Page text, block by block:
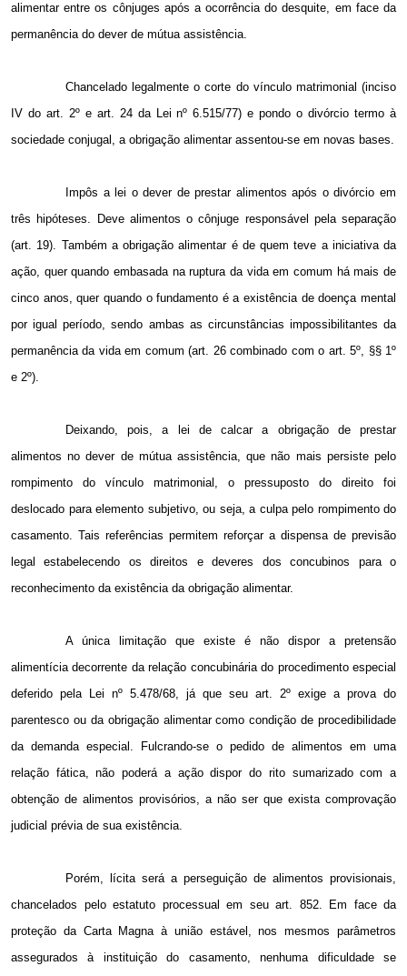
alimentar entre os cônjuges após a ocorrência do desquite, em face da
permanência do dever de mútua assistência.
Chancelado legalmente o corte do vínculo matrimonial (inciso
IV do art. 2º e art. 24 da Lei nº 6.515/77) e pondo o divórcio termo à
sociedade conjugal, a obrigação alimentar assentou-se em novas bases.
Impôs a lei o dever de prestar alimentos após o divórcio em
três hipóteses. Deve alimentos o cônjuge responsável pela separação
(art. 19). Também a obrigação alimentar é de quem teve a iniciativa da
ação, quer quando embasada na ruptura da vida em comum há mais de
cinco anos, quer quando o fundamento é a existência de doença mental
por igual período, sendo ambas as circunstâncias impossibilitantes da
permanência da vida em comum (art. 26 combinado com o art. 5º, §§ 1º
e 2º).
Deixando, pois, a lei de calcar a obrigação de prestar
alimentos no dever de mútua assistência, que não mais persiste pelo
rompimento do vínculo matrimonial, o pressuposto do direito foi
deslocado para elemento subjetivo, ou seja, a culpa pelo rompimento do
casamento. Tais referências permitem reforçar a dispensa de previsão
legal estabelecendo os direitos e deveres dos concubinos para o
reconhecimento da existência da obrigação alimentar.
A única limitação que existe é não dispor a pretensão
alimentícia decorrente da relação concubinária do procedimento especial
deferido pela Lei nº 5.478/68, já que seu art. 2º exige a prova do
parentesco ou da obrigação alimentar como condição de procedibilidade
da demanda especial. Fulcrando-se o pedido de alimentos em uma
relação fática, não poderá a ação dispor do rito sumarizado com a
obtenção de alimentos provisórios, a não ser que exista comprovação
judicial prévia de sua existência.
Porém, lícita será a perseguição de alimentos provisionais,
chancelados pelo estatuto processual em seu art. 852. Em face da
proteção da Carta Magna à união estável, nos mesmos parâmetros
assegurados à instituição do casamento, nenhuma dificuldade se